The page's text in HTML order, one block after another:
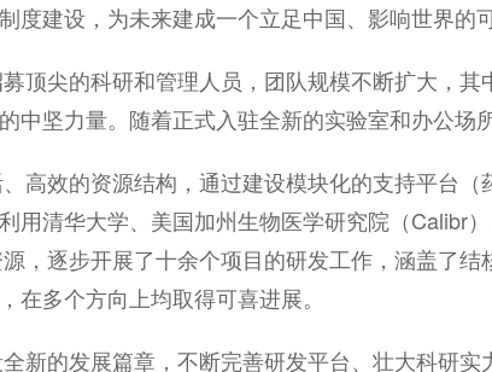
度建设，为未来建成一个立足中国、影响世界的
顶尖的科研和管理人员，团队规模不断扩大，
中坚力量。随着正式入驻全新的实验室和办公场
高效的资源结构，通过建设模块化的支持平台
用清华大学、美国加州生物医学研究院（Calibr
，逐步开展了十余个项目的研发工作，涵盖了
多个方向上均取得可喜进展。
新的发展篇章，不断完善研发平台、壮大科研实